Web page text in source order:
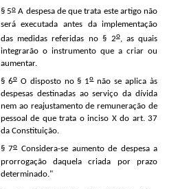
§ 5oA despesa de que trata este artigo não
será executada antes da implementação
das medidas referidas no § 2o, as quais
integrarão o instrumento que a criar ou
aumentar.
§ 6oO disposto no § 1onão se aplica às
despesas destinadas ao serviço da dívida
nem ao reajustamento de remuneração de
pessoal de que trata o inciso X do art. 37
da Constituição.
§ 7oConsidera-se aumento de despesa a
prorrogação daquela criada por prazo
determinado."